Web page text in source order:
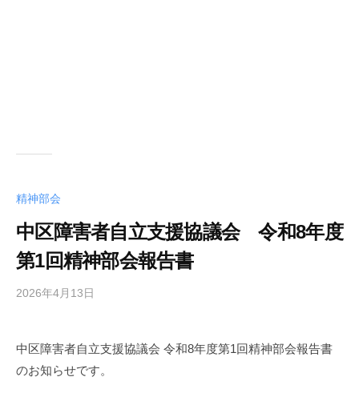
精神部会
中区障害者自立支援協議会 令和8年度
第1回精神部会報告書
2026年4月13日
区
障
中区障害者自立支援協議会 令和8年度第1回精神部会報告書
のお知らせです。